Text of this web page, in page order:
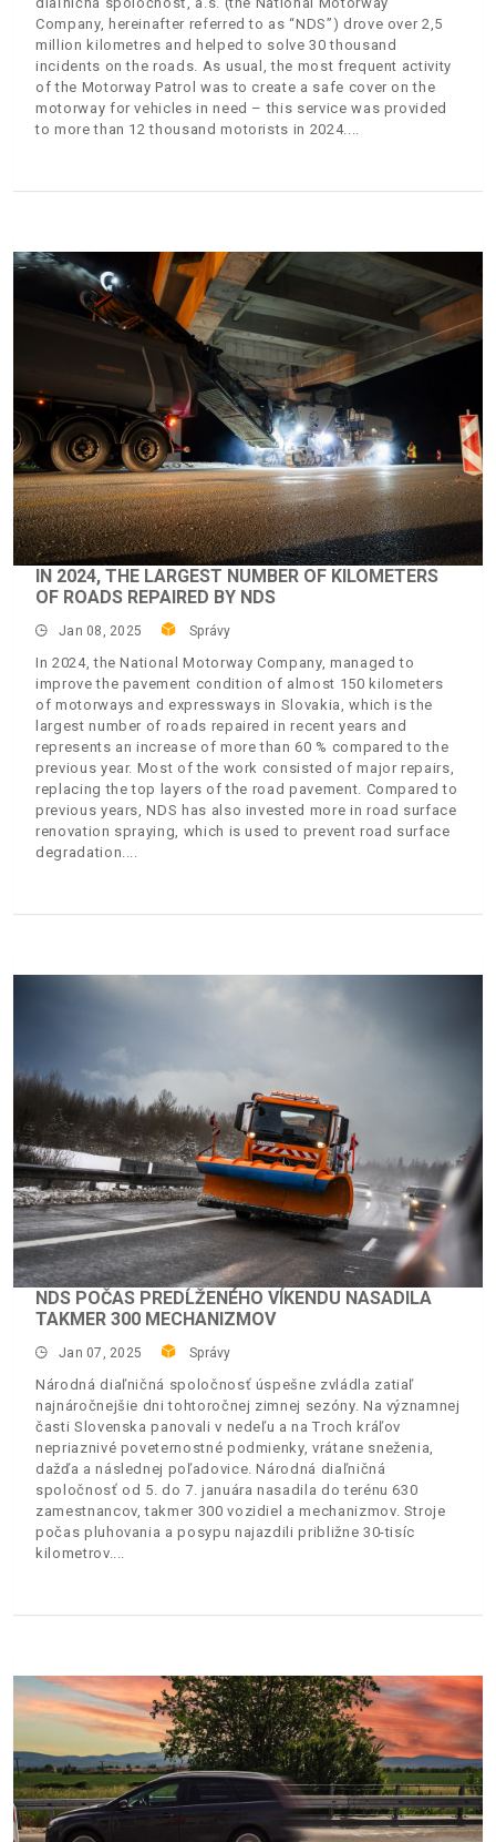
Company, hereinafter referred to as “NDS”) drove over 2,5
million kilometres and helped to solve 30 thousand
incidents on the roads. As usual, the most frequent activity
of the Motorway Patrol was to create a safe cover on the
motorway for vehicles in need – this service was provided
to more than 12 thousand motorists in 2024.
IN 2024, THE LARGEST NUMBER OF KILOMETERS
OF ROADS REPAIRED BY NDS
Jan 08, 2025 Správy
In 2024, the National Motorway Company, managed to
improve the pavement condition of almost 150 kilometers
of motorways and expressways in Slovakia, which is the
largest number of roads repaired in recent years and
represents an increase of more than 60 % compared to the
previous year. Most of the work consisted of major repairs,
replacing the top layers of the road pavement. Compared to
previous years, NDS has also invested more in road surface
renovation spraying, which is used to prevent road surface
degradation.
NDS POČAS PREDĹŽENÉHO VÍKENDU NASADILA
TAKMER 300 MECHANIZMOV
Jan 07, 2025 Správy
Národná diaľničná spoločnosť úspešne zvládla zatiaľ
najnáročnejšie dni tohtoročnej zimnej sezóny. Na významnej
časti Slovenska panovali v nedeľu a na Troch kráľov
nepriaznivé poveternostné podmienky, vrátane sneženia,
dažďa a následnej poľadovice. Národná diaľničná
spoločnosť od 5. do 7. januára nasadila do terénu 630
zamestnancov, takmer 300 vozidiel a mechanizmov. Stroje
počas pluhovania a posypu najazdili približne 30-tisíc
kilometrov.